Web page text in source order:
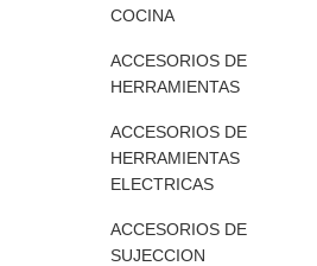
COCINA
ACCESORIOS DE
HERRAMIENTAS
ACCESORIOS DE
HERRAMIENTAS
ELECTRICAS
ACCESORIOS DE
SUJECCION